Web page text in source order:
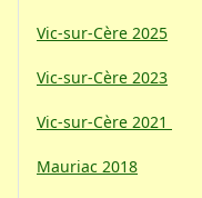
Vic-sur-Cère 2025
Vic-sur-Cère 2023
Vic-sur-Cère 2021
Mauriac 2018